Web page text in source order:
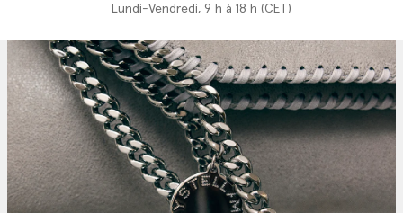
Lundi-Vendredi, 9 h à 18 h (CET)